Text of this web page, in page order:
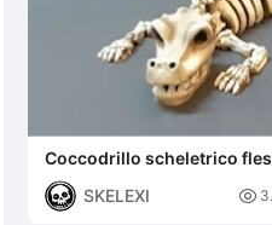
Coccodrillo scheletrico
SKELEXI
